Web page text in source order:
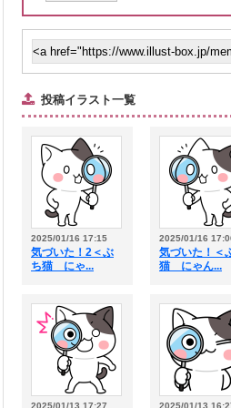
投稿イラスト一覧
2025/01/16 17:15
気づいた！2＜ぶ
ち猫 にゃ...
2025/01/16
気づいた！＜
猫 にゃん...
2025/01/13 17:27 2025/01/13